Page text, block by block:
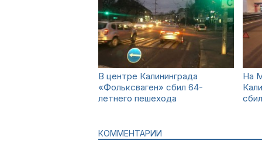
В центре Калининграда
«Фольксваген» сбил 64-
летнего пешехода
На
КОММЕНТАРИИ